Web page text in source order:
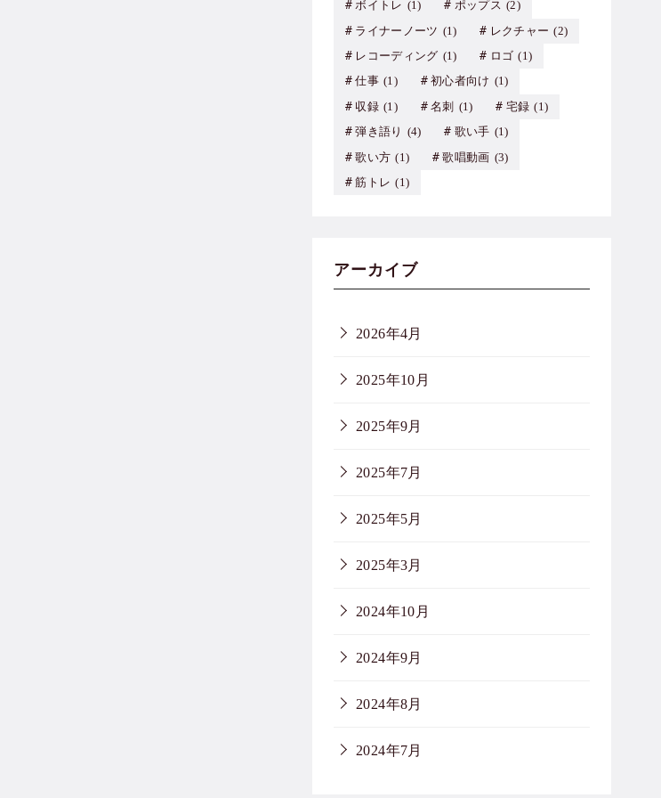
ボイトレ (1) ポップス (2)
ライナーノーツ (1) レクチャー (2)
レコーディング (1) ロゴ (1)
仕事 (1) 初心者向け (1)
収録 (1) 名刺 (1) 宅録 (1)
弾き語り (4) 歌い手 (1)
歌い方 (1) 歌唱動画 (3)
筋トレ (1)
アーカイブ
2026年4月
2025年10月
2025年9月
2025年7月
2025年5月
2025年3月
2024年10月
2024年9月
2024年8月
2024年7月